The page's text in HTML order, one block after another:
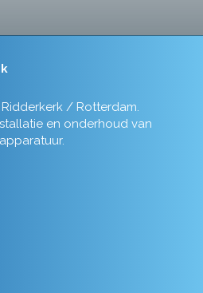
/ Rotterdam.
en onderhoud van